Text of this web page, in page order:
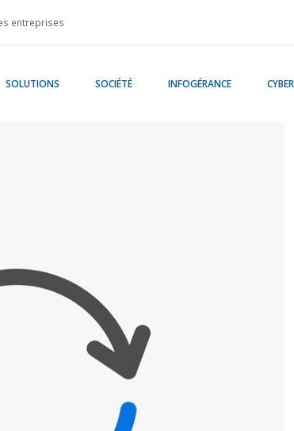
entreprises
SOLUTIONS SOCIÉTÉ INFOGÉRANCE